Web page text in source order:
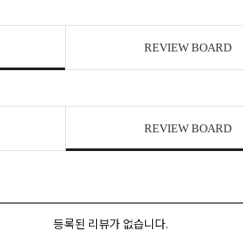
REVIEW BOARD
REVIEW BOARD
등록된 리뷰가 없습니다.